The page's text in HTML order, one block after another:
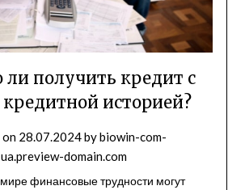
ли получить кредит с
историей?
on 28.07.2024bybiowin-com-
ua.preview-domain.com
финансовые трудности могут